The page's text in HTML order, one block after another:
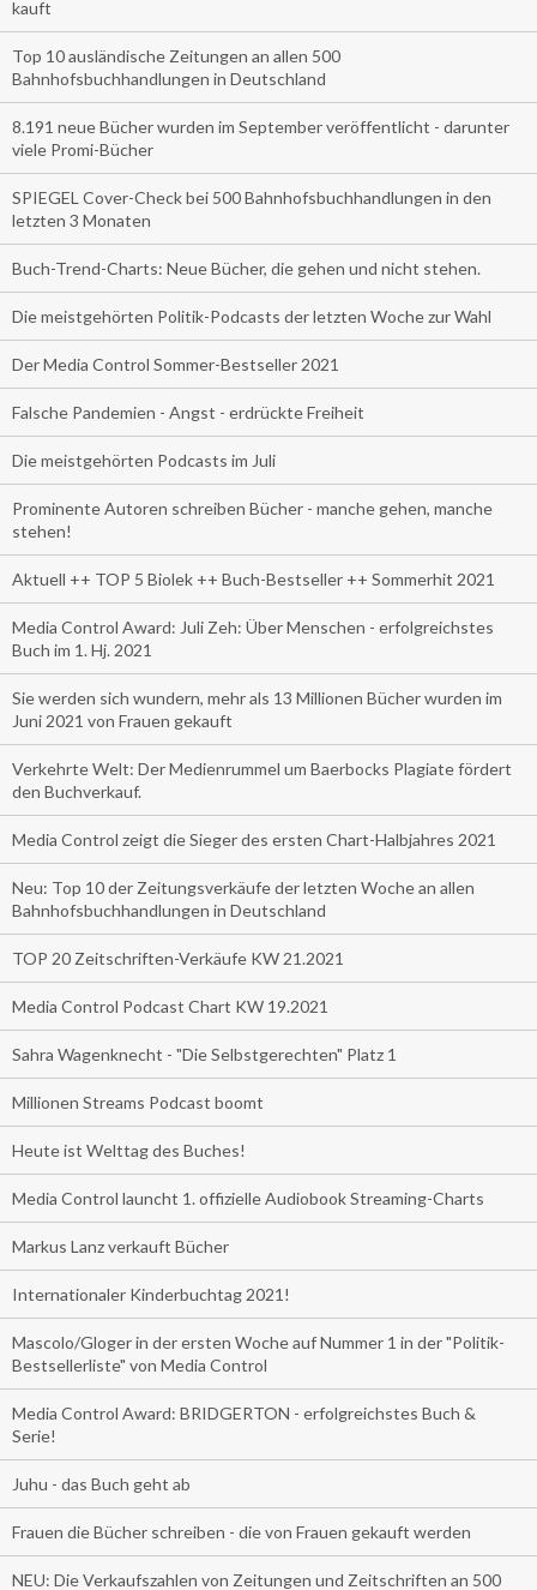
kauft
Top 10 ausländische Zeitungen an allen 500
Bahnhofsbuchhandlungen in Deutschland
8.191 neue Bücher wurden im September veröffentlicht - darunter
viele Promi-Bücher
SPIEGEL Cover-Check bei 500 Bahnhofsbuchhandlungen in den
letzten 3 Monaten
Buch-Trend-Charts: Neue Bücher, die gehen und nicht stehen.
Die meistgehörten Politik-Podcasts der letzten Woche zur Wahl
Der Media Control Sommer-Bestseller 2021
Falsche Pandemien - Angst - erdrückte Freiheit
Die meistgehörten Podcasts im Juli
Prominente Autoren schreiben Bücher - manche gehen, manche
stehen!
Aktuell ++ TOP 5 Biolek ++ Buch-Bestseller ++ Sommerhit 2021
Media Control Award: Juli Zeh: Über Menschen - erfolgreichstes
Buch im 1. Hj. 2021
Sie werden sich wundern, mehr als 13 Millionen Bücher wurden im
Juni 2021 von Frauen gekauft
Verkehrte Welt: Der Medienrummel um Baerbocks Plagiate fördert
den Buchverkauf.
Media Control zeigt die Sieger des ersten Chart-Halbjahres 2021
Neu: Top 10 der Zeitungsverkäufe der letzten Woche an allen
Bahnhofsbuchhandlungen in Deutschland
TOP 20 Zeitschriften-Verkäufe KW 21.2021
Media Control Podcast Chart KW 19.2021
Sahra Wagenknecht - "Die Selbstgerechten" Platz 1
Millionen Streams Podcast boomt
Heute ist Welttag des Buches!
Media Control launcht 1. offizielle Audiobook Streaming-Charts
Markus Lanz verkauft Bücher
Internationaler Kinderbuchtag 2021!
Mascolo/Gloger in der ersten Woche auf Nummer 1 in der "Politik-
Bestsellerliste" von Media Control
Media Control Award: BRIDGERTON - erfolgreichstes Buch &
Serie!
Juhu - das Buch geht ab
Frauen die Bücher schreiben - die von Frauen gekauft werden
NEU: Die Verkaufszahlen von Zeitungen und Zeitschriften an 500